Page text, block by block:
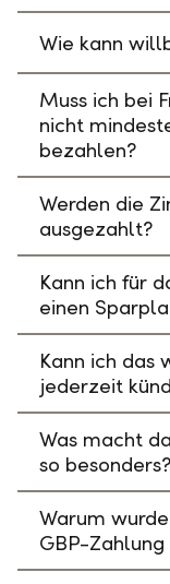
Wie kann
Muss ich bei
nicht
bezahlen?
Werden die
ausgezahlt?
Kann ich für
einen
Kann ich das
jederzeit
Was macht
so besonders?
Warum
GBP-